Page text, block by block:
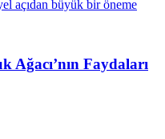
Ağacı’nın Faydaları